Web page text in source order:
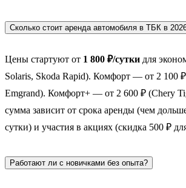
Сколько стоит аренда автомобиля в ТБК в
Цены стартуют от 1 800 ₽/сутки для
Solaris, Skoda Rapid). Комфорт — от 2 100
Emgrand). Комфорт+ — от 2 600 ₽ (Chery
сумма зависит от срока аренды (чем
сутки) и участия в акциях (скидка 500 ₽
Работают ли с новичками без опыта?